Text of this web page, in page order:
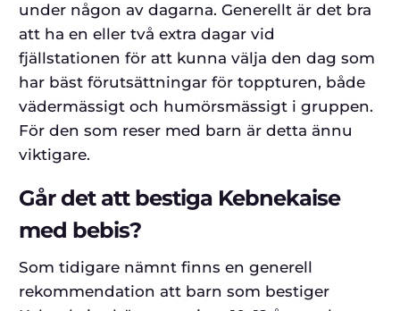
under någon av dagarna. Generellt är det bra
att ha en eller två extra dagar vid
fjällstationen för att kunna välja den dag som
har bäst förutsättningar för toppturen, både
vädermässigt och humörsmässigt i gruppen.
För den som reser med barn är detta ännu
viktigare.
Går det att bestiga Kebnekaise
med bebis?
Som tidigare nämnt finns en generell
rekommendation att barn som bestiger